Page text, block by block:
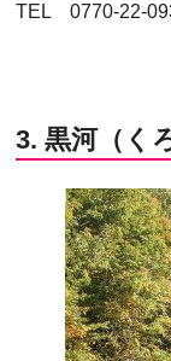
TEL 0770-22-
3. 黒河（く